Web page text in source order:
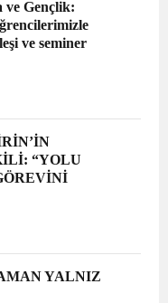
ve Gençlik:
ve seminer
“YOLU
YALNIZ